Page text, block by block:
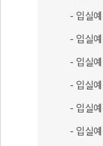
- 입실
- 입실
- 입실
- 입실
- 입실
- 입실